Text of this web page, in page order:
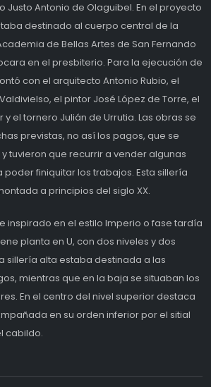
Justo Antonio de Olaguibel. En el proyecto
destinado al cuerpo central de la
de Bellas Artes de San Fernando
en el presbiterio. Para la ejecución de
con el arquitecto Antonio Rubio, el
el pintor José López de Torre, el
el tornero Julián de Urrutia. Las obras se
previstas, no así los pagos, que se
y tuvieron que recurrir a vender algunas
finiquitar los trabajos. Esta sillería
a principios del siglo XX.
inspirado en el estilo Imperio o fase tardía
planta en U, con dos niveles y dos
sillería alta estaba destinada a las
mientras que en la baja se situaban los
En el centro del nivel superior destaca
en su orden inferior por el sitial
cabildo.